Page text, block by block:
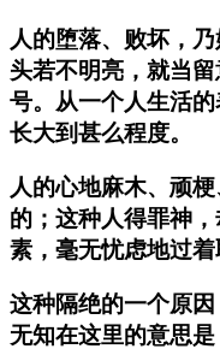
人的堕落、败坏，
头若不明亮，就当
号。从一个人生活
长大到甚么程度。
人的心地麻木、顽
的；这种人得罪神
素，毫无忧虑地过着
这种隔绝的一个原因
无知在这里的意思